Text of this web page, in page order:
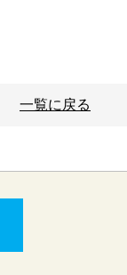
一覧に戻る